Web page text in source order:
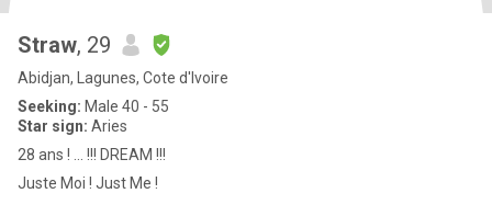
Straw, 29
Abidjan, Lagunes, Cote d'Ivoire
Seeking: Male 40 - 55
Star sign: Aries
28 ans ! ... !!! DREAM !!!
Juste Moi ! Just Me !